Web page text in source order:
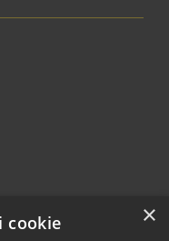
×
cookie